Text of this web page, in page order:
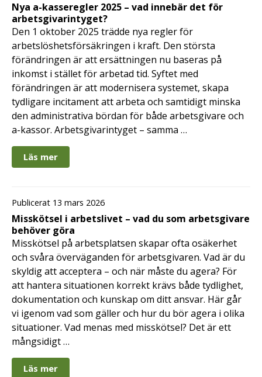
Nya a-kasseregler 2025 – vad innebär det för
arbetsgivarintyget?
Den 1 oktober 2025 trädde nya regler för
arbetslöshetsförsäkringen i kraft. Den största
förändringen är att ersättningen nu baseras på
inkomst i stället för arbetad tid. Syftet med
förändringen är att modernisera systemet, skapa
tydligare incitament att arbeta och samtidigt minska
den administrativa bördan för både arbetsgivare och
a-kassor. Arbetsgivarintyget – samma …
Läs mer
Publicerat 13 mars 2026
Misskötsel i arbetslivet – vad du som arbetsgivare
behöver göra
Misskötsel på arbetsplatsen skapar ofta osäkerhet
och svåra överväganden för arbetsgivaren. Vad är du
skyldig att acceptera – och när måste du agera? För
att hantera situationen korrekt krävs både tydlighet,
dokumentation och kunskap om ditt ansvar. Här går
vi igenom vad som gäller och hur du bör agera i olika
situationer. Vad menas med misskötsel? Det är ett
mångsidigt …
Läs mer